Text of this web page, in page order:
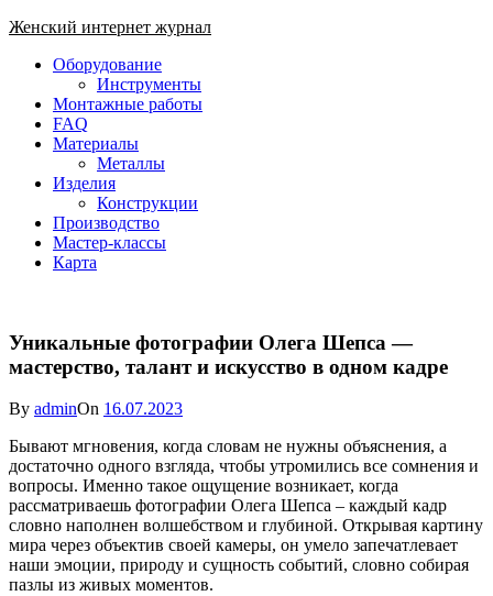
Skip
content
Женский интернет журнал
Close
Оборудование
Инструменты
Монтажные работы
FAQ
Материалы
Металлы
Изделия
Конструкции
Производство
Мастер-классы
Карта
Уникальные фотографии Олега Шепса —
мастерство, талант и искусство в одном кадре
By adminOn 16.07.2023
Бывают мгновения, когда словам не нужны объяснения, а
достаточно одного взгляда, чтобы утромились все сомнения и
вопросы. Именно такое ощущение возникает, когда
рассматриваешь фотографии Олега Шепса – каждый кадр
словно наполнен волшебством и глубиной. Открывая картину
мира через объектив своей камеры, он умело запечатлевает
наши эмоции, природу и сущность событий, словно собирая
пазлы из живых моментов.